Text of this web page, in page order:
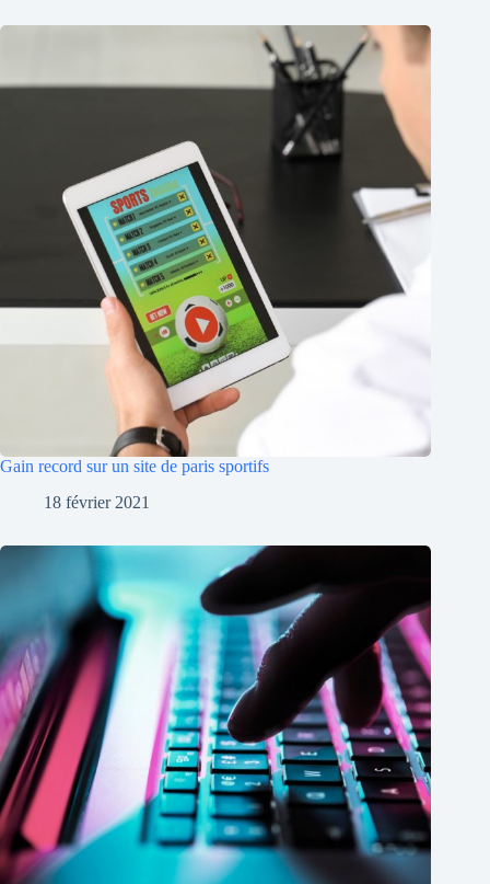
Gain record sur un site de paris sportifs
18 février 2021